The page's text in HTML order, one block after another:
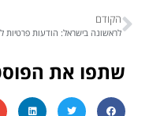
הקודם
שתפו את